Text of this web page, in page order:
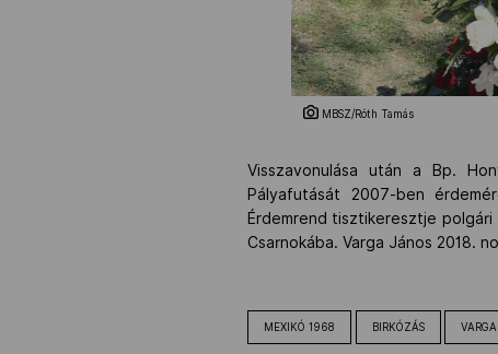
MBSZ/Róth Tamás
Visszavonulása után a Bp.
Pályafutását 2007-ben
Érdemrend tisztikeresztje
Csarnokába. Varga János 2018.
MEXIKÓ 1968 BIRKÓZÁS